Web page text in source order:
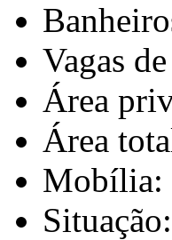
Vagas
Área
Área
Mobília: